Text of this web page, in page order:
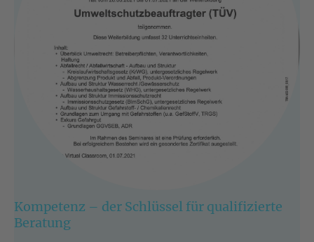
Kompetenz – der Schlüssel für qualifizierte
Beratung